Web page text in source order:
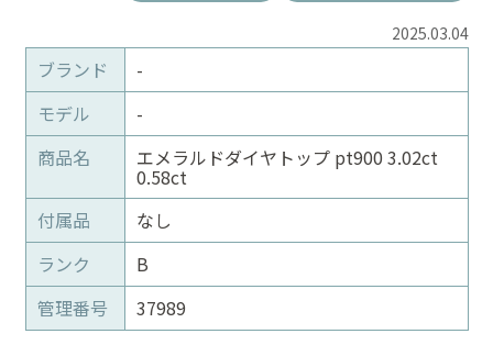
2025.03.04
ブランド
-
モデル
-
商品名
エメラルドダイヤトップ pt900 3.02ct
0.58ct
付属品
なし
ランク
B
管理番号
37989